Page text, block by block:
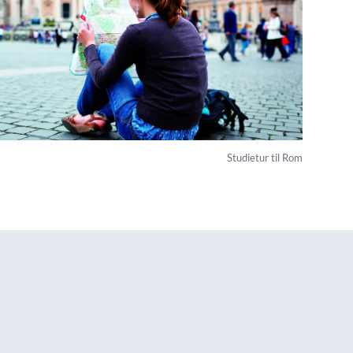
Studietur til Rom